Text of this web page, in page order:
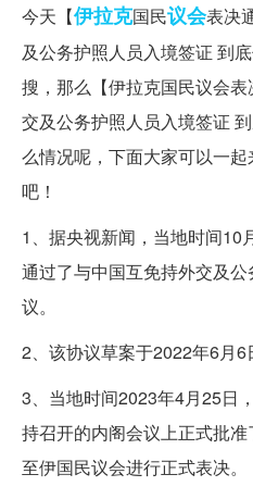
今天【伊拉克国民议会表决
及公务护照人员入境签证 到
搜，那么【伊拉克国民议会
交及公务护照人员入境签证
么情况呢，下面大家可以一
吧！
1、据央视新闻，当地时间10
通过了与中国互免持外交及
议。
2、该协议草案于2022年6月6
3、当地时间2023年4月25日
持召开的内阁会议上正式批
至伊国民议会进行正式表决。